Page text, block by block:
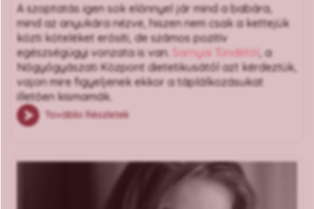
A szoptatás igen sok előnnyel jár mind a babára,
mind az anyukára nézve, hiszen nem csak a kettejük
közti köteléket erősíti, de számos pozitív
egészségügyi vonzata is van.
Sarnyai Tündétől
, a
Nőgyógyászati Központ dietetikusától azt kérdeztük,
vajon mire figyeljenek ekkor a táplálkozásukat
illetően kismamák.
További Részletek